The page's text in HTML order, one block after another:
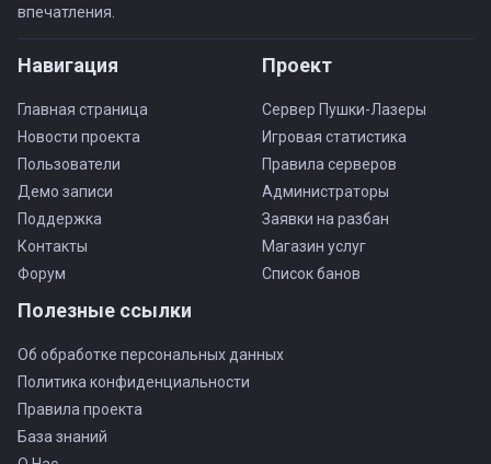
впечатления.
Навигация
Главная страница
Новости проекта
Пользователи
Демо записи
Поддержка
Контакты
Форум
Проект
Сервер Пушки-Лазеры
Игровая статистика
Правила серверов
Администраторы
Заявки на разбан
Магазин услуг
Список банов
Полезные ссылки
Об обработке персональных данных
Политика конфиденциальности
Правила проекта
База знаний